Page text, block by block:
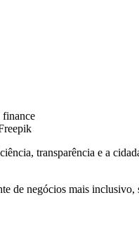
transparência e a
negócios mais